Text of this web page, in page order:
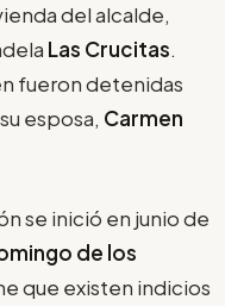
del alcalde,
Las Crucitas.
fueron detenidas
esposa, Carmen
se inició en junio de
de los
que existen indicios